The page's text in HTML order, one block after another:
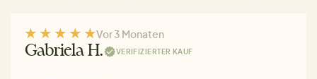
Vor 3 Monaten
Gabriela H. VERIFIZIERTER KAUF